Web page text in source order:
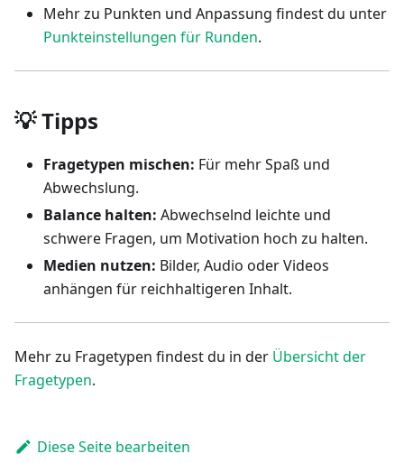
Mehr zu Punkten und Anpassung findest du unter
Punkteinstellungen für Runden.
💡 Tipps
Fragetypen mischen: Für mehr Spaß und
Abwechslung.
Balance halten: Abwechselnd leichte und
schwere Fragen, um Motivation hoch zu halten.
Medien nutzen: Bilder, Audio oder Videos
anhängen für reichhaltigeren Inhalt.
Mehr zu Fragetypen findest du in der Übersicht der
Fragetypen.
Diese Seite bearbeiten